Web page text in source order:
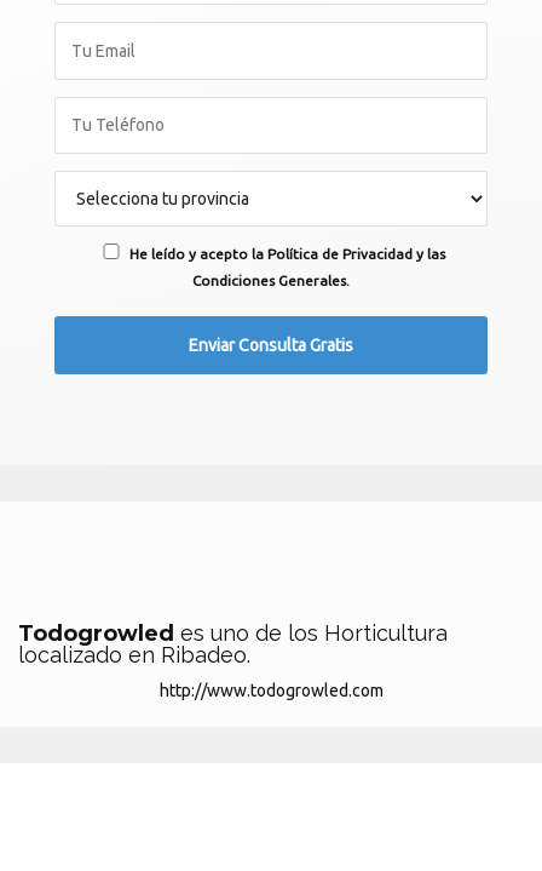
He leído y acepto la Política de Privacidad y las
Condiciones Generales.
Todogrowled es uno de los Horticultura
localizado en Ribadeo.
http://www.todogrowled.com